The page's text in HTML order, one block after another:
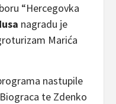
“Hercegovka
nagradu je
Marića
nastupile
te Zdenko